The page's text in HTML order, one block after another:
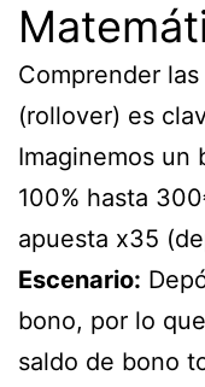
Comprender
(rollover) es
Imaginemos un
100% hasta
apuesta x35
Escenario:
bono, por lo
saldo de bono